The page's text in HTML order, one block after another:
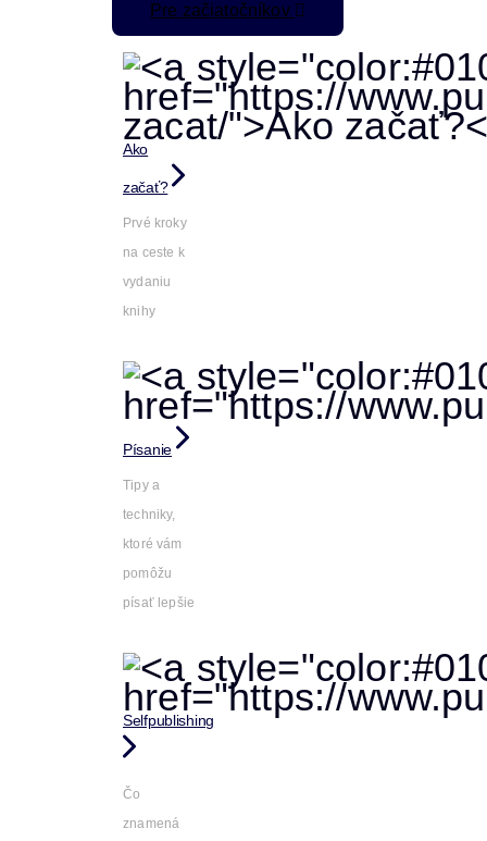
Pre začiatočníkov
Ako
začať?
Prvé kroky
na ceste k
vydaniu
knihy
Písanie
Tipy a
techniky,
ktoré vám
pomôžu
písať lepšie
Selfpublishing
Čo
znamená